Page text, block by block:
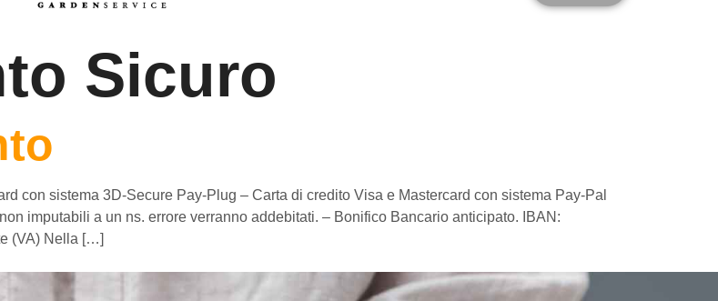
Sicuro
con sistema 3D-Secure Pay-Plug – Carta di credito Visa e Mastercard con sistema Pay-Pal
imputabili a un ns. errore verranno addebitati. – Bonifico Bancario anticipato. IBAN:
(VA) Nella […]